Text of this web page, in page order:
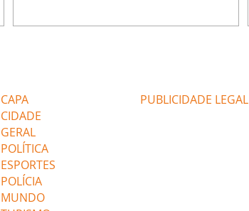
avanço da lei é mudar a lógica de concessão
de benefícios urbanísticos frente
CAPA
CIDADE
GERAL
POLÍTICA
ESPORTES
POLÍCIA
MUNDO
PUBLICIDADE LEGAL